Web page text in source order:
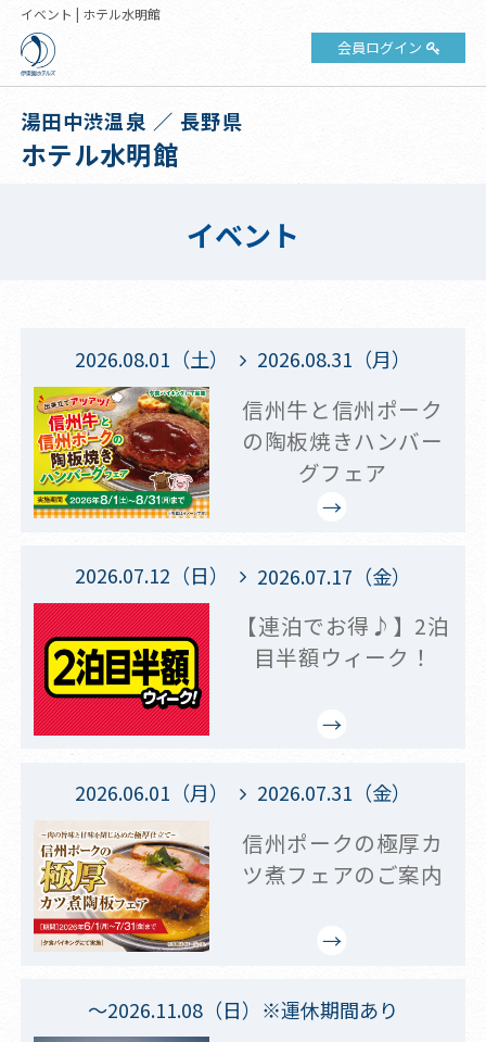
イベント | ホテル水明館
会員ログイン
湯田中渋温泉 ／ 長野県
ホテル水明館
イベント
2026.08.01（土） 2026.08.31（月）
信州牛と信州ポーク
の陶板焼きハンバー
グフェア
2026.07.12（日） 2026.07.17（金）
【連泊でお得♪】2泊
目半額ウィーク！
2026.06.01（月） 2026.07.31（金）
信州ポークの極厚カ
ツ煮フェアのご案内
～2026.11.08（日）※運休期間あり